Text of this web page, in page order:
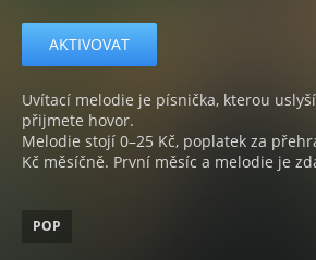
AKTIVOVAT
Uvítací melodie je písnička, kterou
přijmete hovor.
Melodie stojí 0–25 Kč, poplatek za
Kč měsíčně. První měsíc a melodie je
POP